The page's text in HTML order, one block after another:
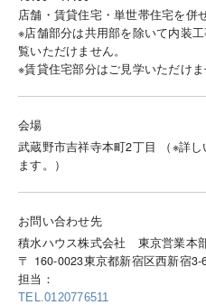
店舗・賃貸住宅・単世帯住宅を併
※店舗部分は共用部を除いて内装
覧いただけません。
※賃貸住宅部分はご見学いただけま
会場
武蔵野市吉祥寺本町2丁目 （※詳
ます。）
お問い合わせ先
積水ハウス株式会社 東京営業本
〒 160-0023東京都新宿区西新宿
担当：
TEL.0120776511